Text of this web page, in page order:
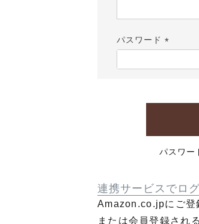
須)
パスワード
須)
パスワー
連携サービスでロ
Amazon.co.jpにご登
または会員登録され